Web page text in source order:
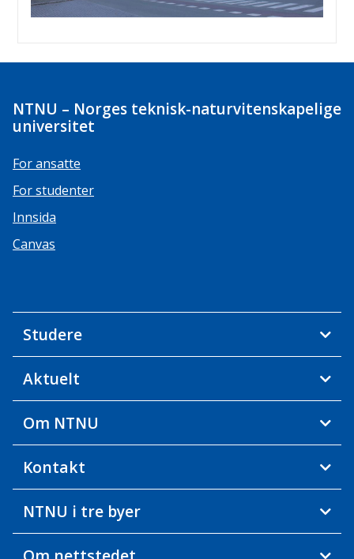
NTNU – Norges teknisk-naturvitenskapelige
universitet
For ansatte
For studenter
Innsida
Canvas
Studere
Aktuelt
Om NTNU
Kontakt
NTNU i tre byer